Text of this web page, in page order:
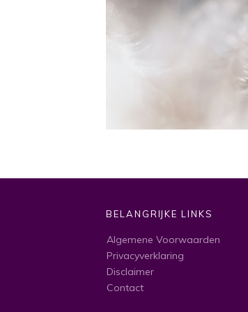
BELANGRIJKE LINKS
Algemene Voorwaarden
Privacyverklaring
Disclaimer
Contact